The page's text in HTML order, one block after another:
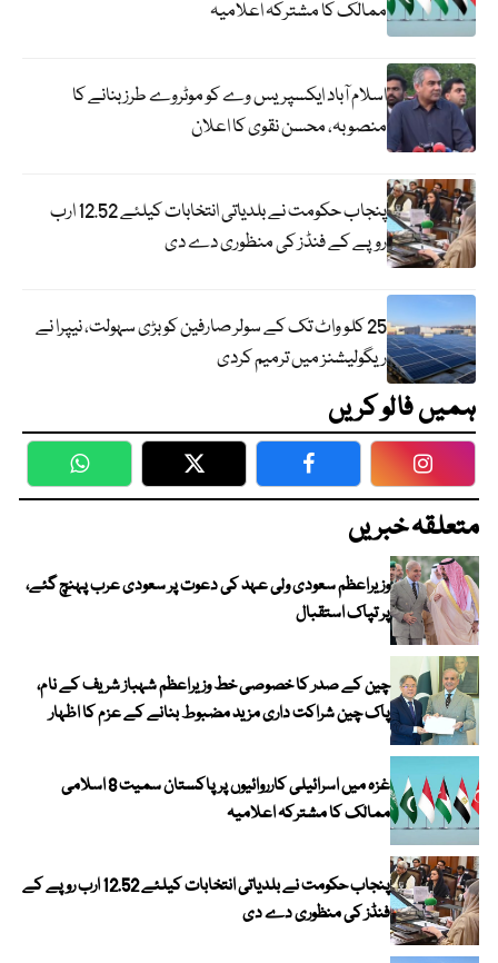
ممالک کا مشترکہ اعلامیہ
اسلام آباد ایکسپریس وے کو موٹروے طرز بنانے کا
منصوبہ، محسن نقوی کا اعلان
پنجاب حکومت نے بلدیاتی انتخابات کیلئے 12.52 ارب
روپے کے فنڈز کی منظوری دے دی
25 کلو واٹ تک کے سولر صارفین کو بڑی سہولت، نیپرا نے
ریگولیشنز میں ترمیم کردی
ہمیں فالو کریں
WhatsApp Twitter Facebook
متعلقہ خبریں
وزیراعظم سعودی ولی عہد کی دعوت پر سعودی عرب پہنچ گئے،
پر تپاک استقبال
چین کے صدر کا خصوصی خط وزیراعظم شہباز شریف کے نام،
پاک چین شراکت داری مزید مضبوط بنانے کے عزم کا اظہار
غزہ میں اسرائیلی کارروائیوں پر پاکستان سمیت 8 اسلامی
ممالک کا مشترکہ اعلامیہ
پنجاب حکومت نے بلدیاتی انتخابات کیلئے 12.52 ارب روپے کے
فنڈز کی منظوری دے دی